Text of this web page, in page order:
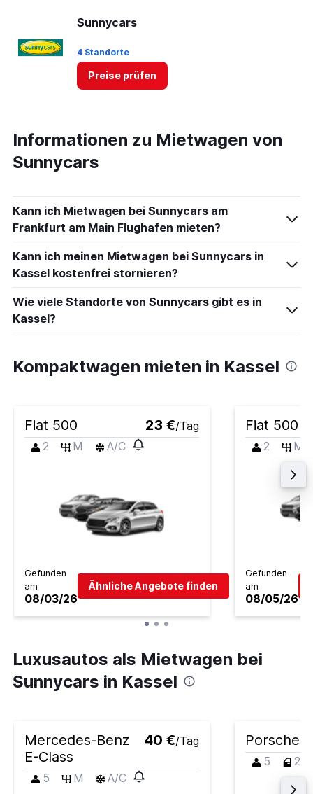
Sunnycars
4 Standorte
Preise prüfen
Informationen zu Mietwagen von
Sunnycars
Kann ich Mietwagen bei Sunnycars am
Frankfurt am Main Flughafen mieten?
Kann ich meinen Mietwagen bei Sunnycars in
Kassel kostenfrei stornieren?
Wie viele Standorte von Sunnycars gibt es in
Kassel?
Kompaktwagen mieten in Kassel
Fiat 500 23 €/Tag
2
M A/C
Gefunden
am
08/03/26
Ähnliche Angebote finden
Fiat 500
2 M
Gefunden
am
08/05/26
Luxusautos als Mietwagen bei
Sunnycars in Kassel
Mercedes-Benz
E-Class
40 €/Tag
5 M A/C
Porsche
5 2